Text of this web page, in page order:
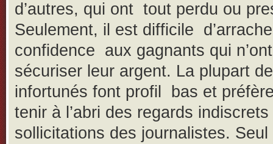
d’autres, qui ont tout perdu ou
Seulement, il est difficile
confidence aux gagnants qui
sécuriser leur argent. La plupart
infortunés font profil bas et
tenir à l’abri des regards
sollicitations des journalistes. Seul